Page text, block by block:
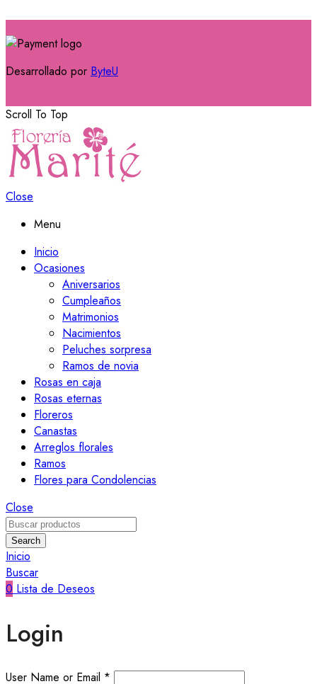
Desarrollado por ByteU
Scroll To Top
Close
Menu
Inicio
Ocasiones
Aniversarios
Cumpleaños
Matrimonios
Nacimientos
Peluches sorpresa
Ramos de novia
Rosas en caja
Rosas eternas
Floreros
Canastas
Arreglos florales
Ramos
Flores para Condolencias
Close
Search
Inicio
Buscar
0 Lista de Deseos
Login
User Name or Email *